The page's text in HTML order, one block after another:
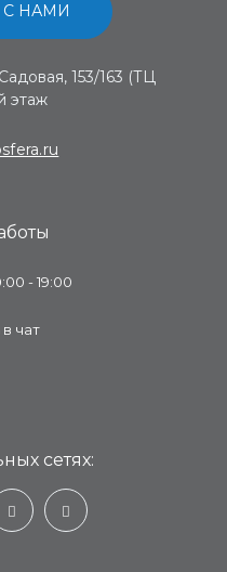
С НАМИ
153/163 (ТЦ
этаж
- 19:00
чат
сетях: